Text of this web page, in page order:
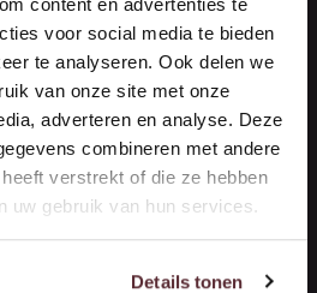
voor social media te bieden
te analyseren. Ook delen we
van onze site met onze
adverteren en analyse. Deze
combineren met andere
verstrekt of die ze hebben
uw gebruik van hun services.
Details tonen
Berg